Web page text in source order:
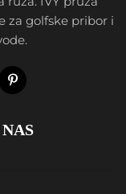
za golfske pribor i